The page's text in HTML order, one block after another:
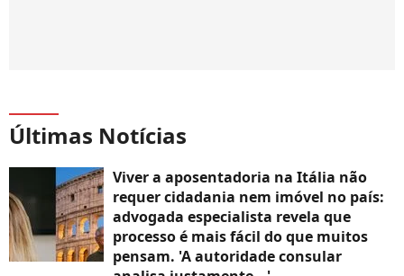
Últimas Notícias
Viver a aposentadoria na Itália não
requer cidadania nem imóvel no país:
advogada especialista revela que
processo é mais fácil do que muitos
pensam. 'A autoridade consular